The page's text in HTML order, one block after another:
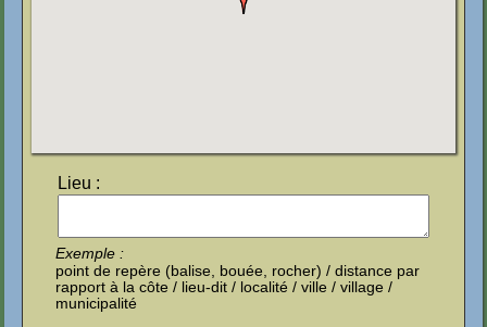
Lieu :
Exemple :
point de repère (balise, bouée, rocher) / distance par
rapport à la côte / lieu-dit / localité / ville / village /
municipalité